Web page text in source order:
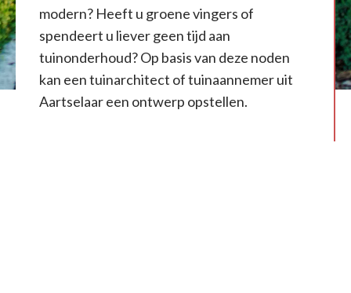
modern? Heeft u groene vingers of
spendeert u liever geen tijd aan
tuinonderhoud? Op basis van deze noden
kan een tuinarchitect of tuinaannemer uit
Aartselaar een ontwerp opstellen.